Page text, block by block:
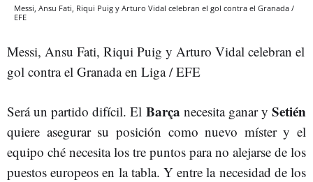
Messi, Ansu Fati, Riqui Puig y Arturo Vidal celebran el gol contra el Granada /
EFE
Messi, Ansu Fati, Riqui Puig y Arturo Vidal celebran el
gol contra el Granada en Liga / EFE
Será un partido difícil. El Barça necesita ganar ySetién
quiere asegurar su posición como nuevo míster y el
equipo ché necesita los tre puntos para no alejarse de los
puestos europeos en la tabla. Y entre la necesidad de los